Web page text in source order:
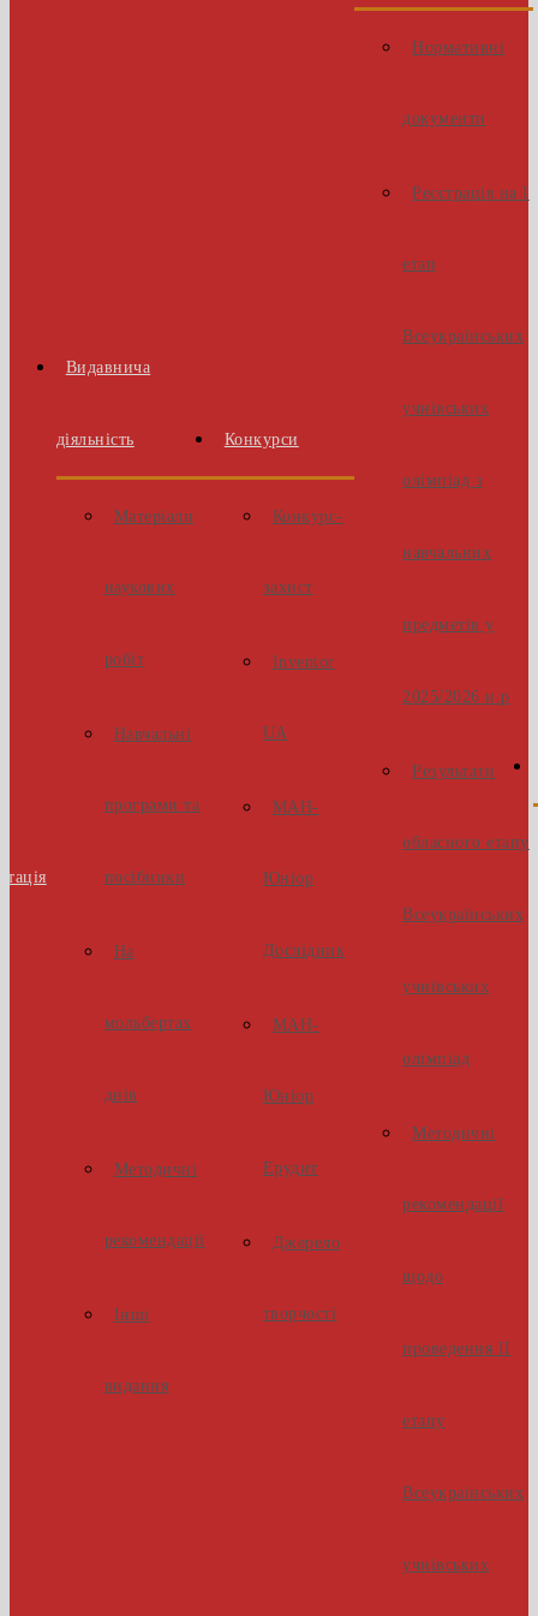
Видавнича
діяльність
Матеріали
наукових
робіт
Навчальні
програми та
посібники
На
мольбертах
днів
Методичні
рекомендації
Інші
видання
Конкурси
Конкурс-
захист
Inventor
UA
МАН-
Юніор
Дослідник
МАН-
Юніор
Ерудит
Джерело
творчості
Нормативні
документи
Реєстрація на І
етап
Всеукраїнських
учнівських
олімпіад з
навчальних
предметів у
2025/2026 н.р
Результати
обласного етапу
Всеукраїнських
учнівських
олімпіад
Методичні
рекомендації
щодо
проведення ІІ
етапу
Всеукраїнських
учнівських